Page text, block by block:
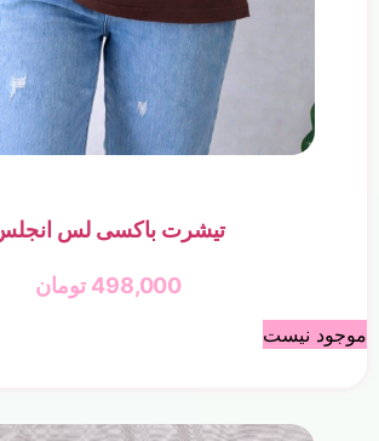
تیشرت باکسی لس انجلس
498,000 تومان
موجود نیست